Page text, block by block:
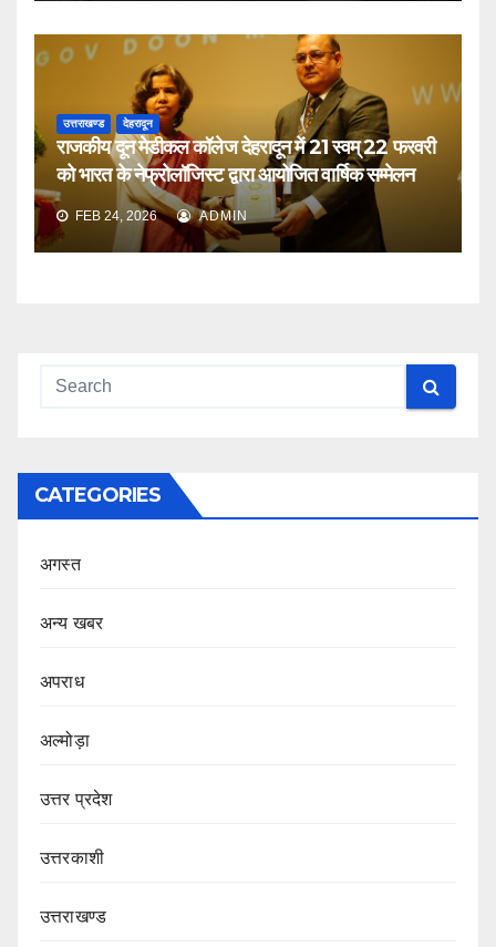
उत्तराखण्ड देहरादून
राजकीय दून मेडीकल कॉलेज देहरादून में 21 स्वम् 22 फरवरी
को भारत के नेफ्रोलॉजिस्ट द्वारा आयोजित वार्षिक सम्मेलन
FEB 24, 2026 ADMIN
CATEGORIES
अगस्त
अन्य खबर
अपराध
अल्मोड़ा
उत्तर प्रदेश
उत्तरकाशी
उत्तराखण्ड